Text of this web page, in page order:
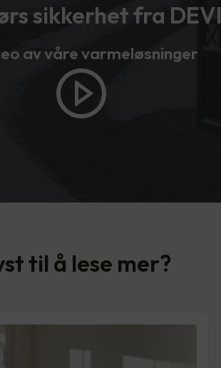
sikkerhet fra DEVI
av våre varmeløsninger
til å lese mer?